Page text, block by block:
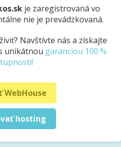
je zaregistrovaná vo
nie je prevádzkovaná.
Navštívte nás a získajte
unikátnou garanciou 100 %
hosting